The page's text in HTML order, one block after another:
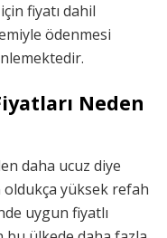
fiyatı dahil
ödenmesi
Neden
daha ucuz diye
oldukça yüksek refah
uygun fiyatlı